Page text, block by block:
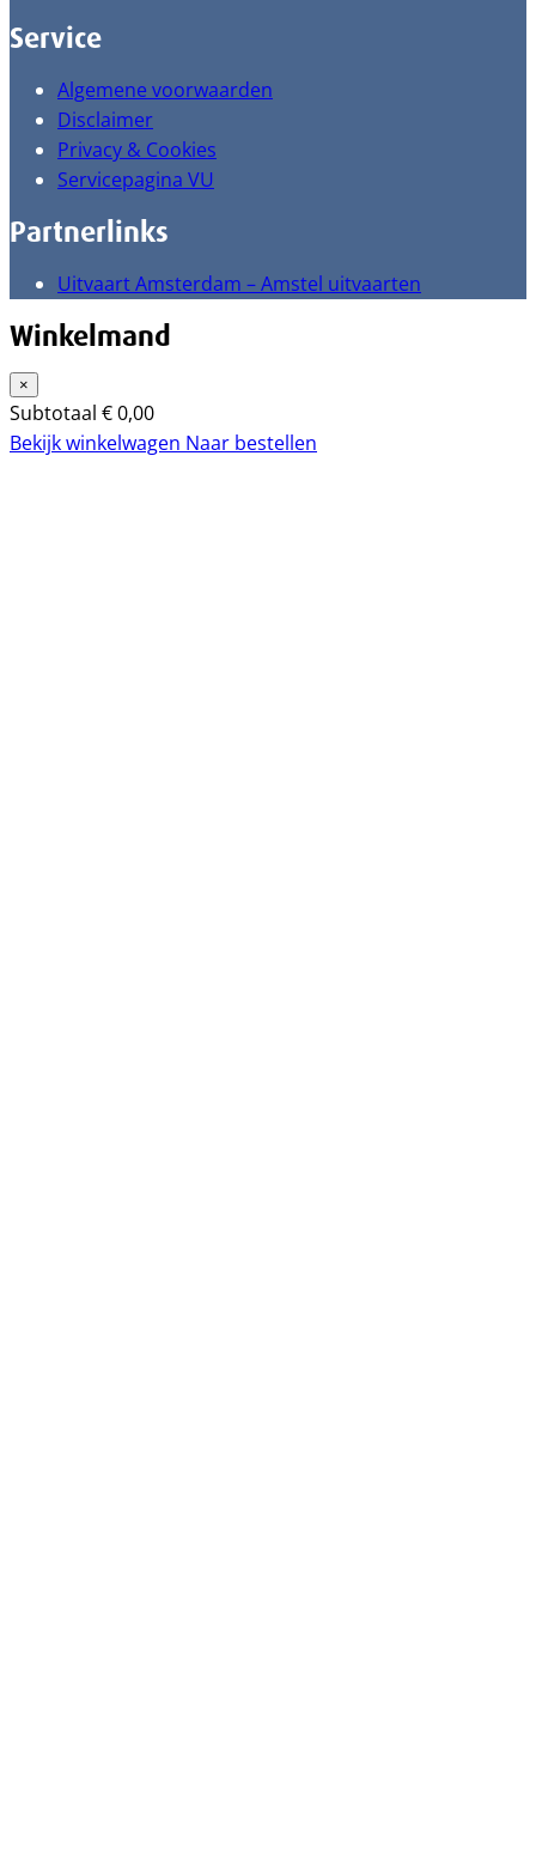
Service
Algemene voorwaarden
Disclaimer
Privacy & Cookies
Servicepagina VU
Partnerlinks
Uitvaart Amsterdam – Amstel uitvaarten
Winkelmand
×
Subtotaal €0,00
Bekijk winkelwagen Naar bestellen